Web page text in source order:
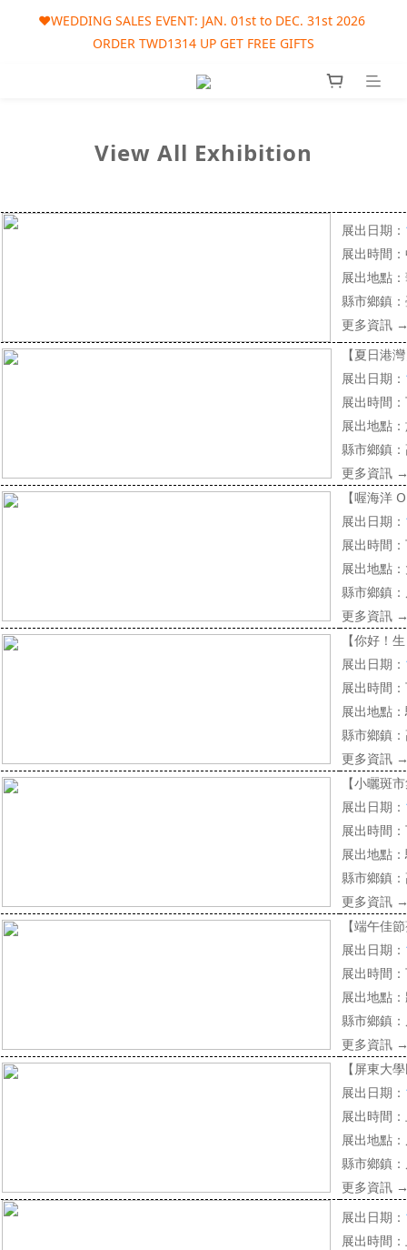
🎀AUGUST SALES EVENT: AUG. 01st to SEP. 30th 2026 ORDER
TWD1215 UP GET FREE GIFT
❤️WEDDING SALES EVENT: JAN. 01st to DEC. 31st 2026
ORDER TWD1314 UP GET FREE GIFTS
🎀AUGUST SALES EVENT: AUG. 01st to SEP. 30th 2026 ORDER
View All Exhibition
展出日期：
展出時間
展出地點
縣市鄉鎮
更多資訊
【夏日港
展出日期：
展出時間
展出地點
縣市鄉鎮
更多資訊
【喔海洋
展出日期：
展出時間
展出地點
縣市鄉鎮
更多資訊
【你好！
展出日期：
展出時間
展出地點
縣市鄉鎮
更多資訊
【小曬斑
展出日期：
展出時間
展出地點
縣市鄉鎮
更多資訊
【端午佳
展出日期：
展出時間
展出地點
縣市鄉鎮
更多資訊
【屏東大
展出日期：
展出時間
展出地點
縣市鄉鎮
更多資訊
展出日期：
展出時間